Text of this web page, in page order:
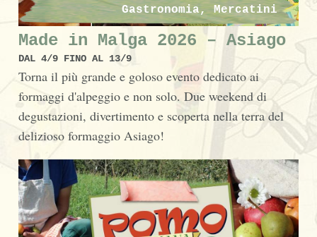
Gastronomia, Mercatini
Made in Malga 2026 – Asiago
DAL 4/9 FINO AL 13/9
Torna il più grande e goloso evento dedicato ai
formaggi d'alpeggio e non solo. Due weekend di
degustazioni, divertimento e scoperta nella terra del
delizioso formaggio Asiago!